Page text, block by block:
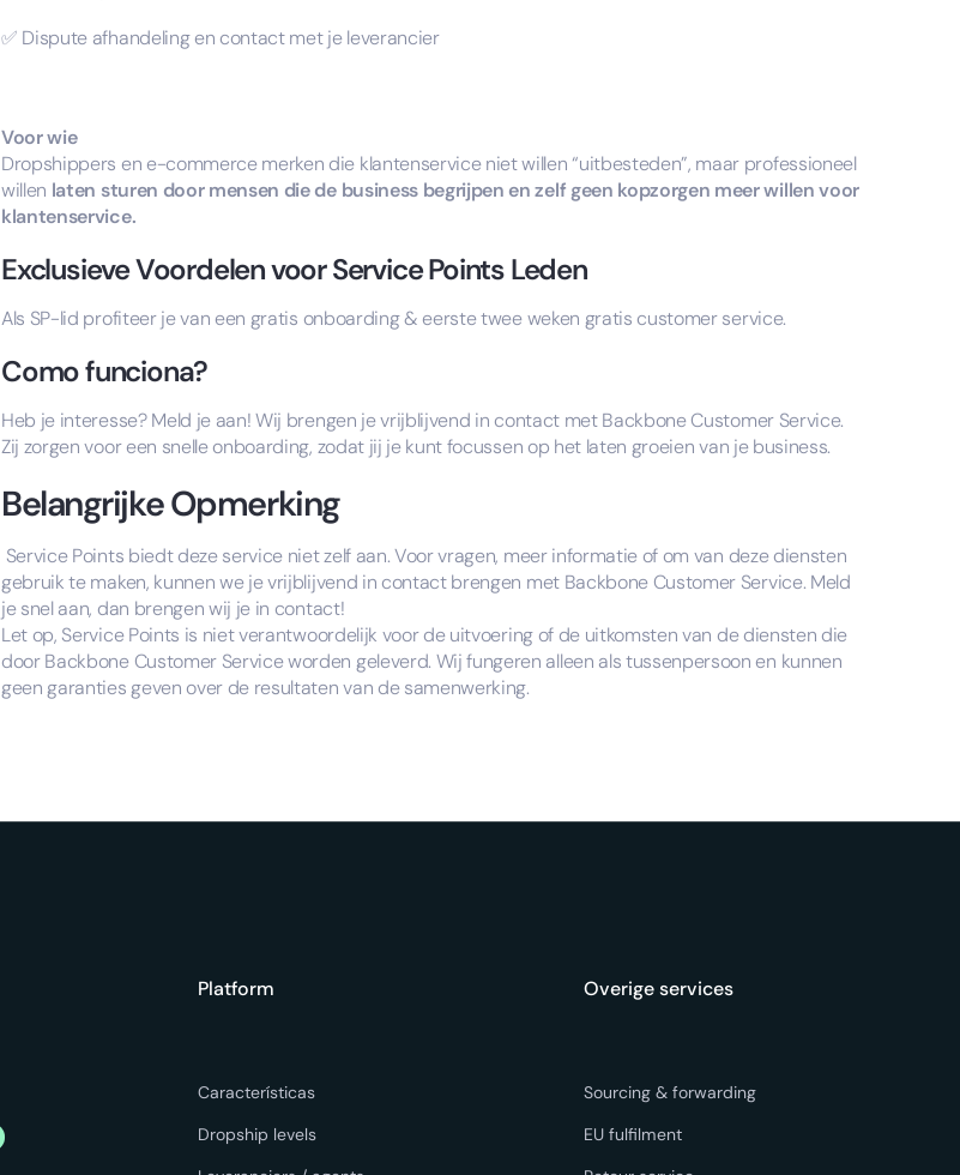
✅ Dispute afhandeling en contact met je leverancier
Voor wie
Dropshippers en e-commerce merken die klantenservice niet willen “uitbesteden”, maar professioneel
willen laten sturen door mensen die de business begrijpen en zelf geen kopzorgen meer willen voor
klantenservice.
Exclusieve Voordelen voor Service Points Leden
Als SP-lid profiteer je van een gratis onboarding & eerste twee weken gratis customer service.
Como funciona?
Heb je interesse? Meld je aan! Wij brengen je vrijblijvend in contact met Backbone Customer Service.
Zij zorgen voor een snelle onboarding, zodat jij je kunt focussen op het laten groeien van je business.
Belangrijke Opmerking
Service Points biedt deze service niet zelf aan. Voor vragen, meer informatie of om van deze diensten
gebruik te maken, kunnen we je vrijblijvend in contact brengen met Backbone Customer Service. Meld
je snel aan, dan brengen wij je in contact!
Let op, Service Points is niet verantwoordelijk voor de uitvoering of de uitkomsten van de diensten die
door Backbone Customer Service worden geleverd. Wij fungeren alleen als tussenpersoon en kunnen
geen garanties geven over de resultaten van de samenwerking.
Platform
Características
Dropship levels
Overige services
Sourcing & forwarding
EU fulfilment